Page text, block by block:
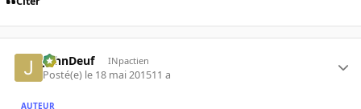
JohnDeuf INpactien
Posté(e) le 18 mai 201511 a
AUTEUR